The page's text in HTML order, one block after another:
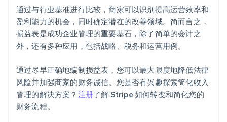
通过与行业基准进行比较，商家可以识别提高运营效率和
盈利能力的机会，同时确定潜在的改善领域。简而言之，
损益表是成功企业管理的重要基石，除了简单的会计之
外，还有多种应用，包括战略、税务和运营用例。
通过尽早正确地编制损益表，您可以最大限度地降低法律
风险并加强商家的财务诚信。您是否有兴趣探索简化收入
管理的解决方案？ 注册了解 Stripe 如何转变和简化您的
财务流程。
English
爱沙尼亚
English
奥地利
Deutsch English
English
巴西
PortuguêsEnglish
保加利亚
English